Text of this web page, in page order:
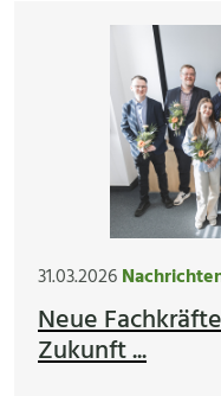
31.03.2026
Neue
Zukunft ...